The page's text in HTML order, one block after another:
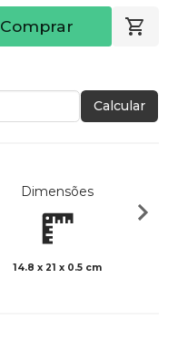
Comprar
Calcular
Dimensões
14.8 x 21 x 0.5 cm